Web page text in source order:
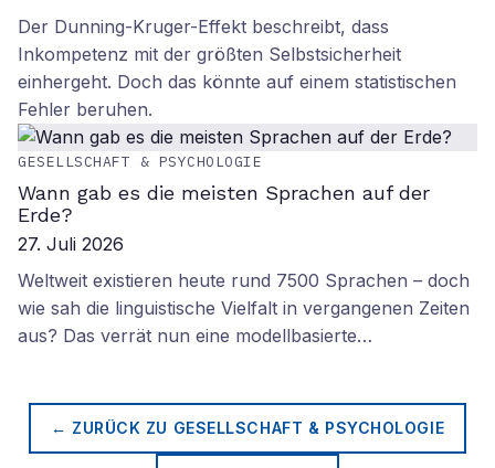
Der Dunning-Kruger-Effekt beschreibt, dass
Inkompetenz mit der größten Selbstsicherheit
einhergeht. Doch das könnte auf einem statistischen
Fehler beruhen.
GESELLSCHAFT & PSYCHOLOGIE
Wann gab es die meisten Sprachen auf der
Erde?
27. Juli 2026
Weltweit existieren heute rund 7500 Sprachen – doch
wie sah die linguistische Vielfalt in vergangenen Zeiten
aus? Das verrät nun eine modellbasierte…
← ZURÜCK ZU GESELLSCHAFT & PSYCHOLOGIE